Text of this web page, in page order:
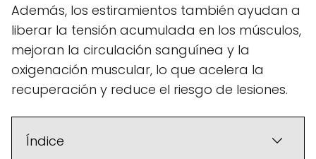
Además, los estiramientos también ayudan a
liberar la tensión acumulada en los músculos,
mejoran la circulación sanguínea y la
oxigenación muscular, lo que acelera la
recuperación y reduce el riesgo de lesiones.
Índice